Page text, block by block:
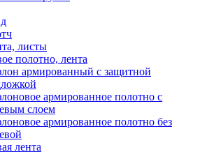
листы
полотно, лента
армированный с защитной
армированное полотно с
слоем
армированное полотно без
лента